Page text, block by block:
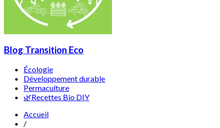
Blog Transition Eco
Écologie
Développement durable
Permaculture
🌿Recettes Bio DIY
Accueil
/